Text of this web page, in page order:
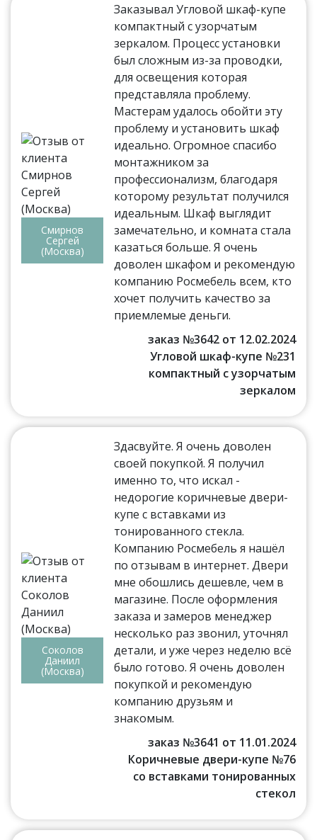
Смирнов
Сергей
(Москва)
Заказывал Угловой шкаф-купе
компактный с узорчатым
зеркалом. Процесс установки
был сложным из-за проводки,
для освещения которая
представляла проблему.
Мастерам удалось обойти эту
проблему и установить шкаф
идеально. Огромное спасибо
монтажником за
профессионализм, благодаря
которому результат получился
идеальным. Шкаф выглядит
замечательно, и комната стала
казаться больше. Я очень
доволен шкафом и рекомендую
компанию Росмебель всем, кто
хочет получить качество за
приемлемые деньги.
заказ №3642 от 12.02.2024
Угловой шкаф-купе №231
компактный с узорчатым
зеркалом
Соколов
Даниил
(Москва)
Здасвуйте. Я очень доволен
своей покупкой. Я получил
именно то, что искал -
недорогие коричневые двери-
купе с вставками из
тонированного стекла.
Компанию Росмебель я нашёл
по отзывам в интернет. Двери
мне обошлись дешевле, чем в
магазине. После оформления
заказа и замеров менеджер
несколько раз звонил, уточнял
детали, и уже через неделю всё
было готово. Я очень доволен
покупкой и рекомендую
компанию друзьям и
знакомым.
заказ №3641 от 11.01.2024
Коричневые двери-купе №76
со вставками тонированных
стекол